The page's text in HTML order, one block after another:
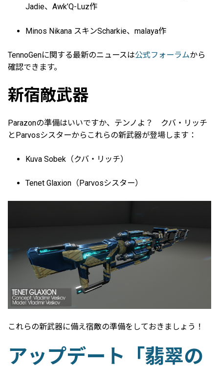
Jadie、Awk’Q-Luz作
Minos Nikana スキンScharkie、malaya作
TennoGenに関する最新のニュースは公式フォーラムから
確認できます。
新宿敵武器
Parazonの準備はいいですか、テンノよ？ クバ・リッチ
とParvosシスターからこれらの新武器が登場します：
Kuva Sobek（クバ・リッチ）
Tenet Glaxion（Parvosシスター）
これらの新武器に備え宿敵の準備をしておきましょう！
アップデート「翡翠の